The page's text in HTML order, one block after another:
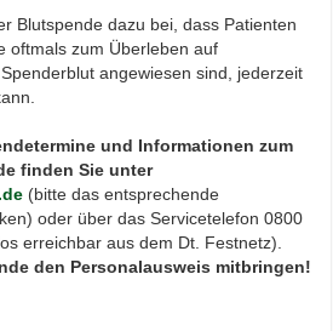
Blutspende dazu bei, dass Patienten
oftmals zum Überleben auf
angewiesen sind, jederzeit
und Informationen zum
finden Sie unter
(bitte das entsprechende
oder über das Servicetelefon 0800
erreichbar aus dem Dt. Festnetz).
den Personalausweis mitbringen!